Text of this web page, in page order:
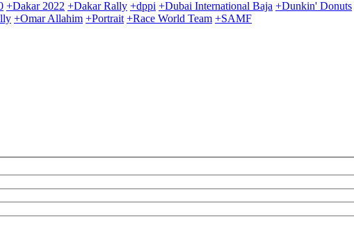
+Dakar 2022 +Dakar Rally +dppi +Dubai International Baja +Dunkin' Donuts
+Omar Allahim +Portrait +Race World Team +SAMF